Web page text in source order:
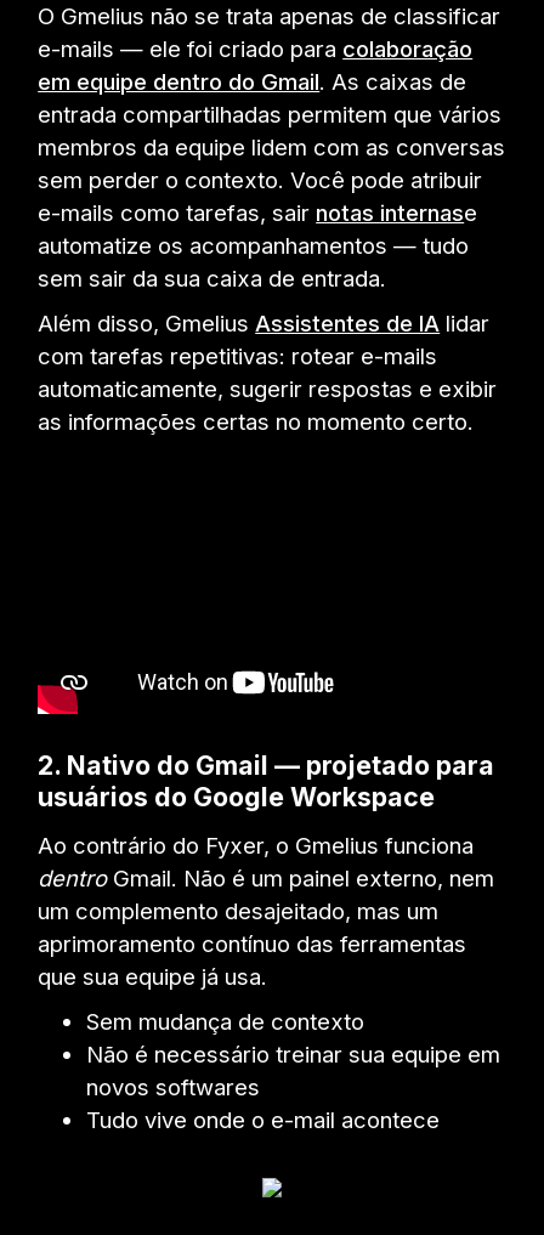
O Gmelius não se trata apenas de classificar
e-mails — ele foi criado para colaboração
em equipe dentro do Gmail. As caixas de
entrada compartilhadas permitem que vários
membros da equipe lidem com as conversas
sem perder o contexto. Você pode atribuir
e-mails como tarefas, sair notas internase
automatize os acompanhamentos — tudo
sem sair da sua caixa de entrada.
Além disso, Gmelius Assistentes de IA lidar
com tarefas repetitivas: rotear e-mails
automaticamente, sugerir respostas e exibir
as informações certas no momento certo.
2. Nativo do Gmail — projetado para
usuários do Google Workspace
Ao contrário do Fyxer, o Gmelius funciona
dentroGmail. Não é um painel externo, nem
um complemento desajeitado, mas um
aprimoramento contínuo das ferramentas
que sua equipe já usa.
Sem mudança de contexto
Não é necessário treinar sua equipe em
novos softwares
Tudo vive onde o e-mail acontece